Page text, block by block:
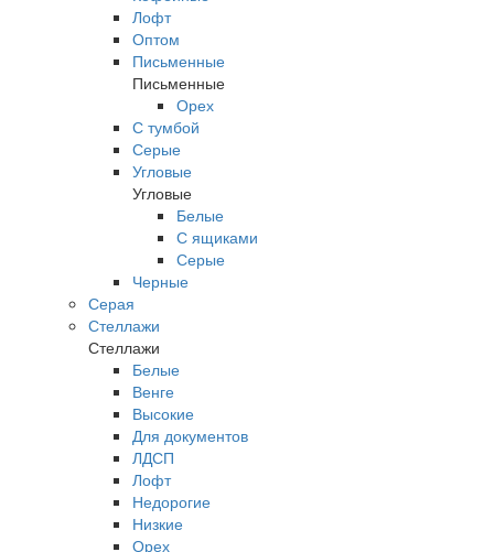
Лофт
Оптом
Письменные
Письменные
Орех
С тумбой
Серые
Угловые
Угловые
Белые
С ящиками
Серые
Черные
Серая
Стеллажи
Стеллажи
Белые
Венге
Высокие
Для документов
ЛДСП
Лофт
Недорогие
Низкие
Орех